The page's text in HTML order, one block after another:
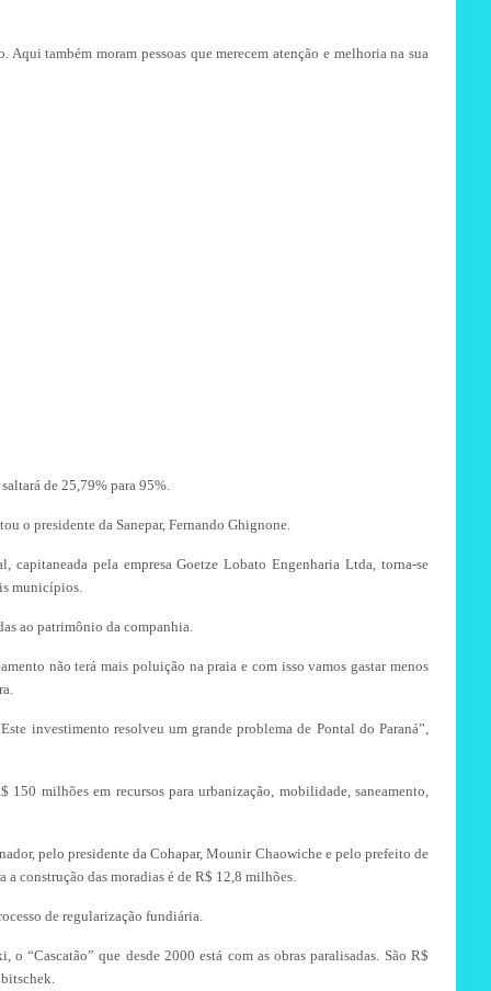
também moram pessoas que merecem atenção e melhoria na sua
de 25,79% para 95%.
o presidente da Sanepar, Fernando Ghignone.
pela empresa Goetze Lobato Engenharia Ltda, torna-se
municípios.
ao patrimônio da companhia.
não terá mais poluição na praia e com isso vamos gastar menos
investimento resolveu um grande problema de Pontal do Paraná”,
milhões em recursos para urbanização, mobilidade, saneamento,
pelo presidente da Cohapar, Mounir Chaowiche e pelo prefeito de
construção das moradias é de R$ 12,8 milhões.
de regularização fundiária.
“Cascatão” que desde 2000 está com as obras paralisadas. São R$